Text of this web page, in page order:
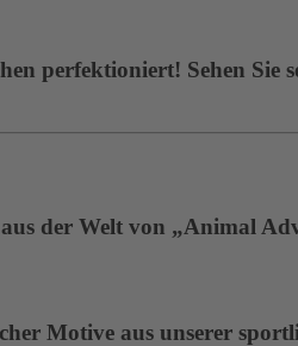
perfektioniert! Sehen Sie
der Welt von „Animal
Motive aus unserer